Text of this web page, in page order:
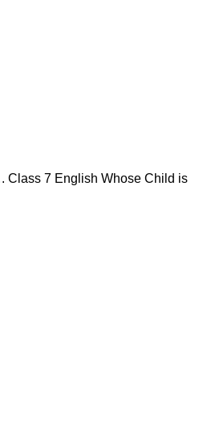
Class 7 English Whose Child is